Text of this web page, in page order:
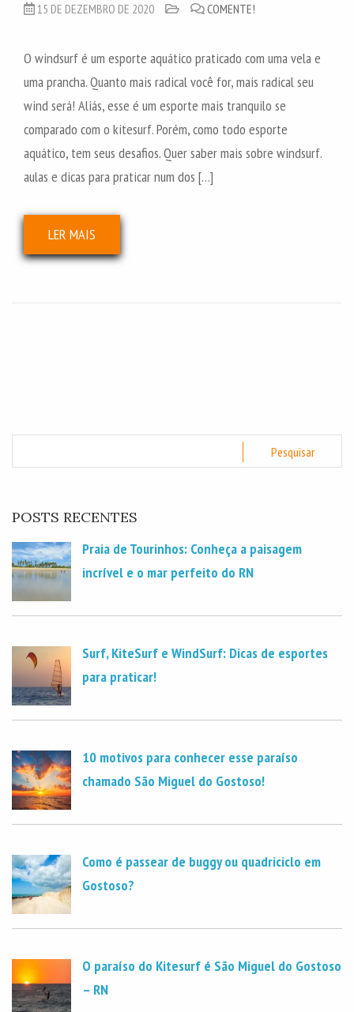
15 DE DEZEMBRO DE 2020 COMENTE!
O windsurf é um esporte aquático praticado com uma vela e
uma prancha. Quanto mais radical você for, mais radical seu
wind será! Aliás, esse é um esporte mais tranquilo se
comparado com o kitesurf. Porém, como todo esporte
aquático, tem seus desafios. Quer saber mais sobre windsurf.
aulas e dicas para praticar num dos […]
LER MAIS
POSTS RECENTES
Praia de Tourinhos: Conheça a paisagem
incrível e o mar perfeito do RN
Surf, KiteSurf e WindSurf: Dicas de esportes
para praticar!
10 motivos para conhecer esse paraíso
chamado São Miguel do Gostoso!
Como é passear de buggy ou quadriciclo em
Gostoso?
O paraíso do Kitesurf é São Miguel do Gostoso
– RN